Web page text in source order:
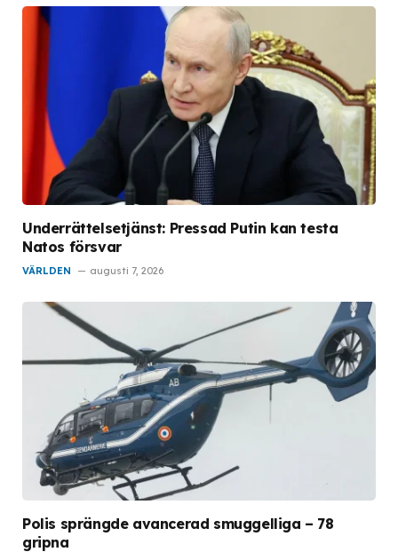
Underrättelsetjänst: Pressad Putin kan testa
Natos försvar
VÄRLDEN augusti 7, 2026
Polis sprängde avancerad smuggelliga – 78
gripna